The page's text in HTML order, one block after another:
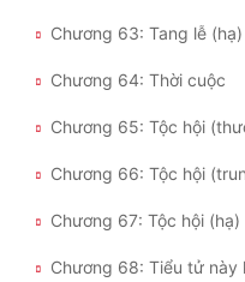
Chương 63: Tang lễ (hạ)
Chương 64: Thời cuộc
Chương 65: Tộc hội
Chương 66: Tộc hội
Chương 67: Tộc hội (hạ)
Chương 68: Tiểu tử này